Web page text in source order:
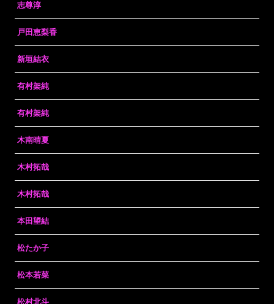
志尊淳
戸田恵梨香
新垣結衣
有村架純
有村架純
木南晴夏
木村拓哉
木村拓哉
本田望結
松たか子
松本若菜
松村北斗